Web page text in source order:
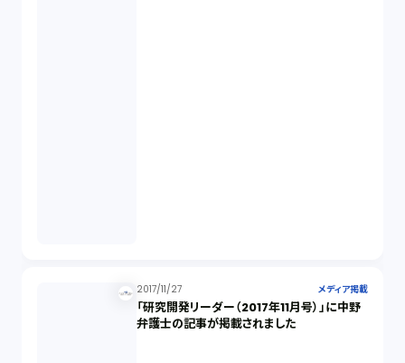
2017/11/27 メディア掲載
「研究開発リーダー（2017年11月号）」に中野
弁護士の記事が掲載されました